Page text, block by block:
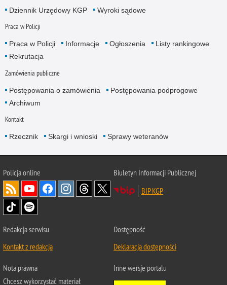
Dziennik Urzędowy KGP Wyroki sądowe
Praca w Policji
Praca w Policji Informacje Ogłoszenia
Listy rankingowe
Rekrutacja
Zamówienia publiczne
Postępowania o zamówienia
Postępowania podprogowe
Archiwum
Kontakt
Rzecznik Skargi i wnioski Sprawy weteranów
Policjaonline
Biuletyn Informacji Publicznej
BIP KGP
Redakcja serwisu
Kontakt z redakcją
Dostępność
Deklaracja dostępności
Nota prawna
Chcesz wykorzystać materiał
Inne wersje portalu